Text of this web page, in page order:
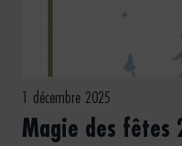
1 décembre 2025
Magie des fêtes